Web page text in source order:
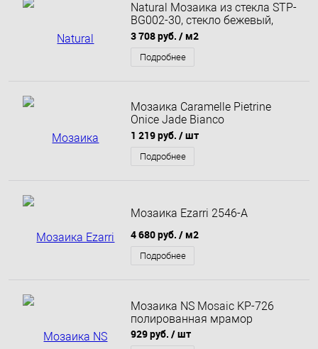
Natural Мозаика из стекла STP-
BG002-30, стекло бежевый,
перламутровый, поверхность
глянцевая
3 708 руб. / м2
Подробнее
Мозаика Caramelle Pietrine
Onice Jade Bianco
полированная 30,5x30,5х0,7
1 219 руб. / шт
Подробнее
Мозаика Ezarri 2546-А
4 680 руб. / м2
Подробнее
Мозаика NS Mosaic KP-726
полированная мрамор
929 руб. / шт